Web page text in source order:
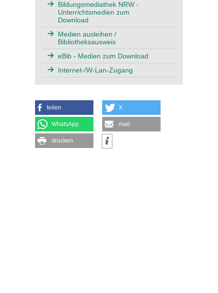
Bildungsmediathek NRW -
Unterrichtsmedien zum
Download
Medien ausleihen /
Bibliotheksausweis
eBib - Medien zum Download
Internet-/W-Lan-Zugang
teilen X
WhatsApp mail
drucken